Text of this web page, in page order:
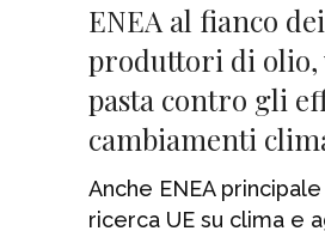
ENEA al fianco dei
produttori di olio,
pasta contro gli
cambiamenti
Anche ENEA
ricerca UE su clima e